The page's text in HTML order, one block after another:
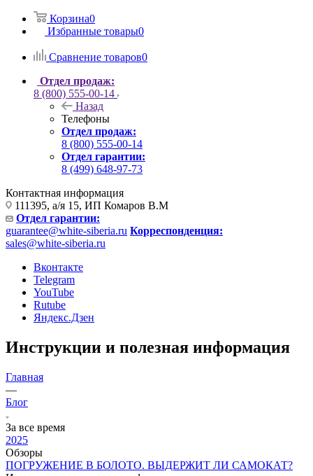
Корзина0
Избранные товары0
Сравнение товаров0
Отдел продаж:
8 (800) 555-00-14
Назад
Телефоны
Отдел продаж:
8 (800) 555-00-14
Отдел гарантии:
8 (499) 648-97-73
Контактная информация
111395, а/я 15, ИП Комаров В.М
Отдел гарантии:
guarantee@white-siberia.ru Корреспонденция:
sales@white-siberia.ru
Вконтакте
Telegram
YouTube
Rutube
Яндекс.Дзен
Инструкции и полезная информация
Главная
—
Блог
За все время
2025
Обзоры
ПОГРУЖЕНИЕ В БОЛОТО. ВЫДЕРЖИТ ЛИ САМОКАТ?